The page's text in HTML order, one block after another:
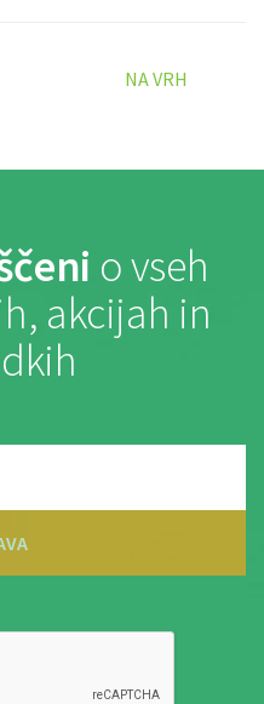
NA VRH
o vseh
akcijah in